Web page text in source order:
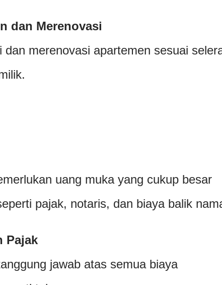
dan Merenovasi
dan merenovasi apartemen sesuai
uang muka yang cukup besar
pajak, notaris, dan biaya balik
Pajak
jawab atas semua biaya